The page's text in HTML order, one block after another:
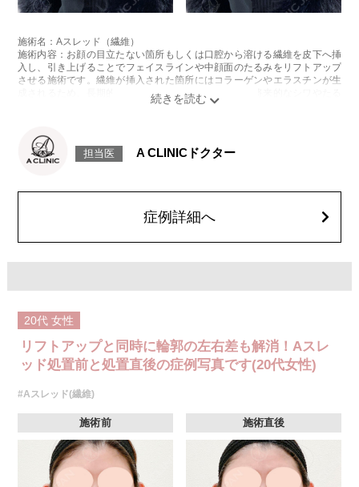
施術名：Aスレッド（繊維）
施術内容：お顔の目立たない箇所もしくは口腔から溶ける繊維を皮下へ挿
入し、引き上げることでフェイスラインや中顔面のたるみをリフトアップ
させる施術です。繊維が挿入された箇所にはコラーゲンやエラスチンが生
成されるため、長期的な美肌効果、肌質の改善効果、将来的なシワやたる
みの予防効果が期待できます。
とがございます。また、稀ではありますが、施術部位の細菌感染症、皮膚
のよれ、繊維の突出などが生じることがございます。化膿止め・痛み止め
費用：1部位 184,800円(税込)
オプション：笑気麻酔 3,300円(税込)
担当医 A CLINICドクター
症例詳細へ
20代 女性
リフトアップと同時に輪郭の左右差も解消！Aスレ
ッド処置前と処置直後の症例写真です(20代女性)
#Aスレッド(繊維)
施術前 施術直後